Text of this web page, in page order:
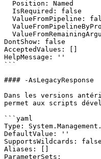
DontShow: false
AcceptedValues: []
HelpMessage: ''
```
#### -AsLegacyResponse
Dans les versions
permet aux scripts
```yaml
Type:
DefaultValue: ''
SupportsWildcards: false
Aliases: []
ParameterSets: